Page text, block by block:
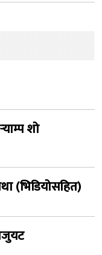
शो
(भिडियोसहित)